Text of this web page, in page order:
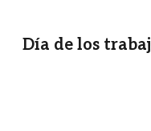
Día de los